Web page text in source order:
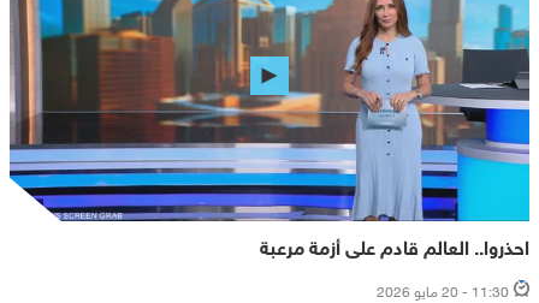
احذروا.. العالم قادم على أزمة مرعبة
11:30 - 20 مايو 2026